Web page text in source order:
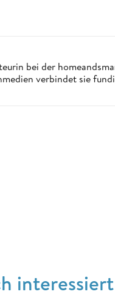
bei der
verbindet sie
interessiert